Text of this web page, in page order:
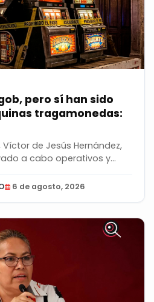
pero sí han sido
tragamonedas:
de Jesús Hernández,
a cabo operativos y...
6 de agosto, 2026